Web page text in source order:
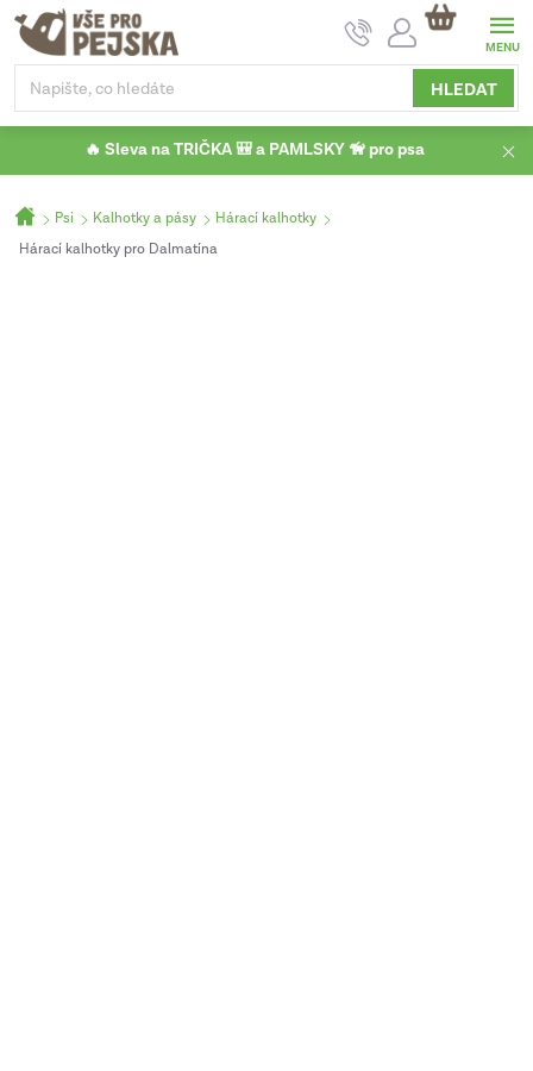
Přejít
obsah
HLEDAT
NÁKUPNÍ
KOŠÍK
🔥 Sleva na TRIČKA 🎒 a PAMLSKY 🦮 pro psa
Domů
Psi Kalhotky a pásy
Hárací kalhotky
Hárací kalhotky pro Dalmatína